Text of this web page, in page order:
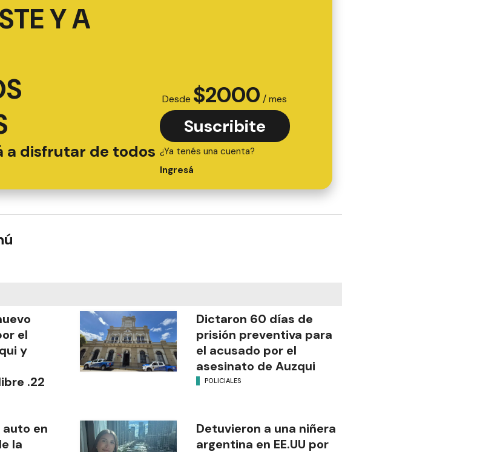
Y A
a disfrutar de todos
Desde $2000 / mes
Suscribite
¿Ya tenés una cuenta?
Ingresá
el
y
.22
Dictaron 60 días de
prisión preventiva para
el acusado por el
asesinato de Auzqui
POLICIALES
auto en
la
Detuvieron a una niñera
argentina en EE.UU por